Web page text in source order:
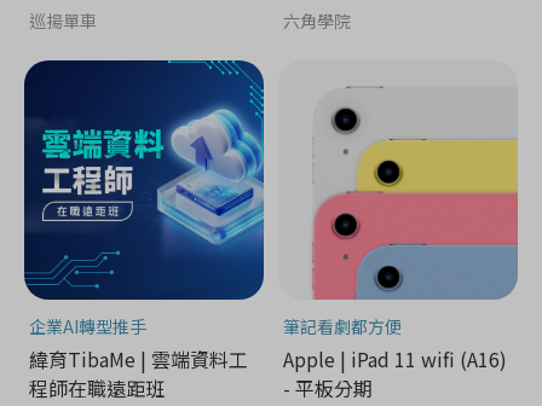
巡揚單車 六角學院
企業AI轉型推手
緯育TibaMe | 雲端資料工
程師在職遠距班
筆記看劇都方便
Apple | iPad 11 wifi (A16)
- 平板分期